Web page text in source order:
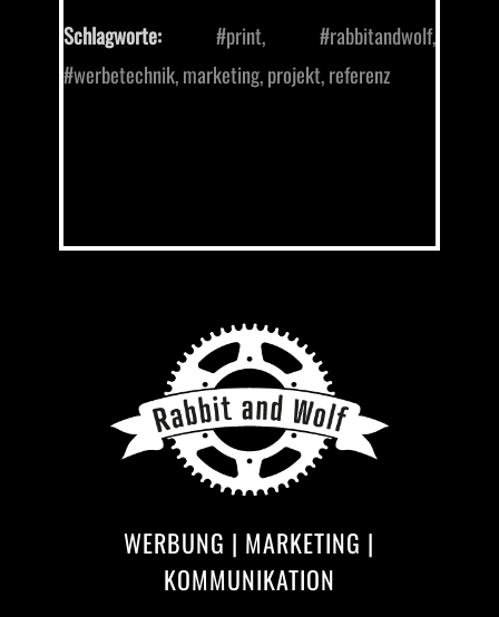
Schlagworte: #print,#rabbitandwolf,
#werbetechnik,marketing,projekt,referenz
WERBUNG | MARKETING |
KOMMUNIKATION